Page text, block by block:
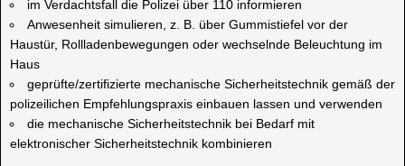
geprüfte/zertifizierte mechanische Sicherheitstechnik gemäß der
polizeilichen Empfehlungspraxis einbauen lassen und verwenden
elektronischer Sicherheitstechnik kombinieren